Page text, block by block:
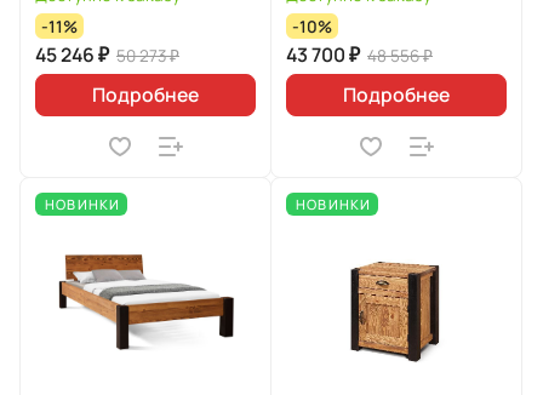
-11%
45 246 ₽ 50 273 ₽
Подробнее
-10%
43 700 ₽ 48 556 ₽
Подробнее
НОВИНКИ НОВИНКИ